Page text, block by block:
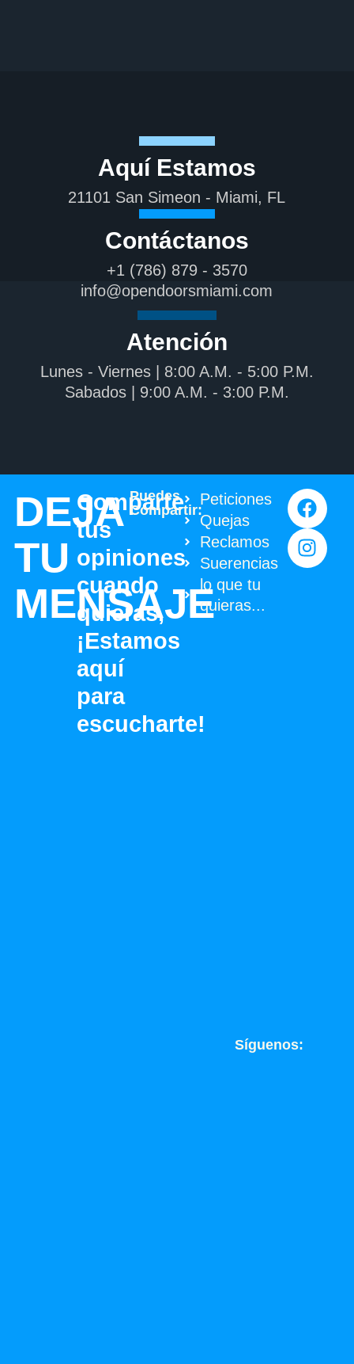
Aquí Estamos
21101 San Simeon - Miami, FL
Contáctanos
+1 (786) 879 - 3570
info@opendoorsmiami.com
Atención
Lunes - Viernes | 8:00 A.M. - 5:00 P.M.
Sabados | 9:00 A.M. - 3:00 P.M.
DEJA
TU
MENSAJE
Comparte
tus
opiniones
cuando
quieras,
¡Estamos
aquí
para
escucharte!
Puedes
Compartir:
Peticiones
Quejas
Reclamos
Suerencias
lo que tu
quieras...
Síguenos: